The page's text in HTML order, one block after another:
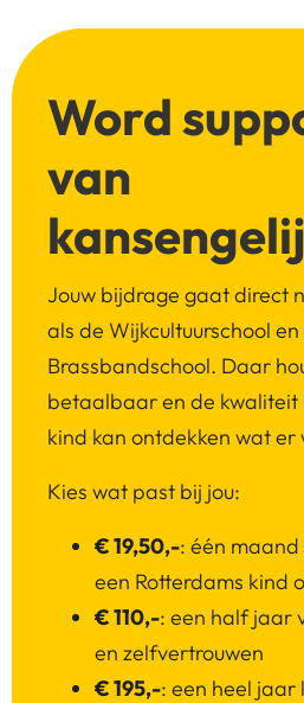
Word
van
Jouw bijdrage gaat direct
als de Wijkcultuurschool en
Brassbandschool. Daar
betaalbaar en de kwaliteit
kind kan ontdekken wat er
Kies wat past bij jou:
€ 19,50,-: één
een Rotterdams kind
€ 110,-: een half jaar
en zelfvertrouwen
€ 195,-: een heel jaar